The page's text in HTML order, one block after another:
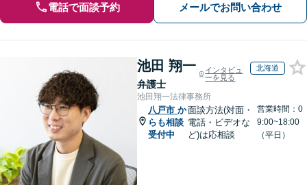
電話で面談予約 メールでお問い合わせ
池田 翔一
弁護士
インタビュ
ーを見る
北海道
池田翔一法律事務所
八戸市 か
らも相談
受付中
面談方法(対面・
電話・ビデオな
ど)は応相談
営業時間：0
9:00~18:00
（平日）